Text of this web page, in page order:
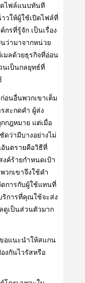
ดไฟล์แนบทันที
วให้ผู้ใช้เปิดไฟล์ที่
รที่รู้จัก เป็นเรื่อง
ว่ามาจากหน่วย
มลด้วยธุรกิจที่อ่อน
นเป็นกลยุทธ์ที่
อนอื่นพวกเขาเต็ม
สะกดคํา ผู้ส่ง
กฎหมาย แต่เมื่อ
ดว่ามีบางอย่างไม่
อันตรายคือวิธีที่
ค์ร้ายกําหนดเป้า
วกเขาจึงใช้คํา
การกับผู้ใช้แทนที่
ริการที่คุณใช้จะส่ง
ดูเป็นส่วนตัวมาก
ขอแนะนําให้สแกน
งกันไวรัสหรือ